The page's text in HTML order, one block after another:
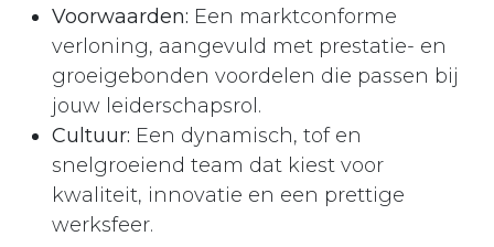
Voorwaarden: Een marktconforme
verloning, aangevuld met prestatie- en
groeigebonden voordelen die passen bij
jouw leiderschapsrol.
Cultuur: Een dynamisch, tof en
snelgroeiend team dat kiest voor
kwaliteit, innovatie en een prettige
werksfeer.